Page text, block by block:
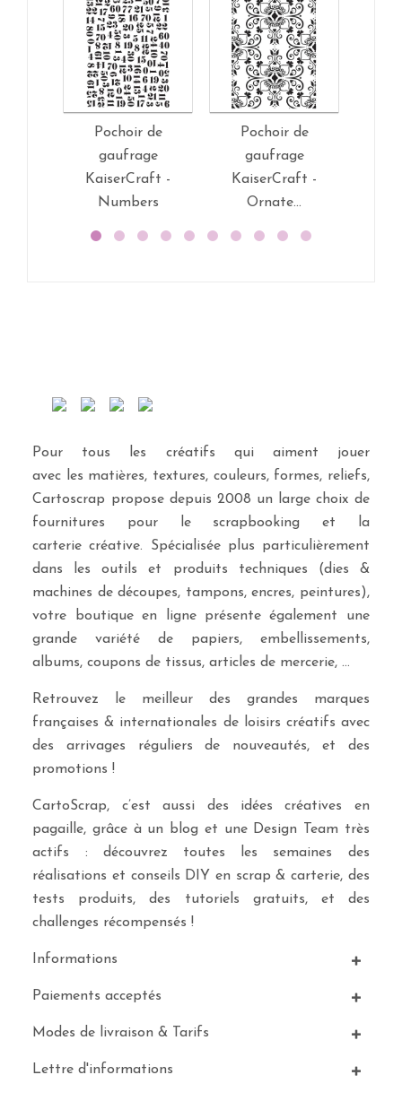
Pochoir de
gaufrage
KaiserCraft -
Numbers
Pochoir de
gaufrage
KaiserCraft -
Ornate...
Pour tous les créatifs qui aiment jouer
avec les matières, textures, couleurs, formes, reliefs,
Cartoscrap propose depuis 2008 un large choix de
fournitures pour le scrapbooking et la
carterie créative. Spécialisée plus particulièrement
dans les outils et produits techniques (dies &
machines de découpes, tampons, encres, peintures),
votre boutique en ligne présente également une
grande variété de papiers, embellissements,
albums, coupons de tissus, articles de mercerie, …
Retrouvez le meilleur des grandes marques
françaises & internationales de loisirs créatifs avec
des arrivages réguliers de nouveautés, et des
promotions !
CartoScrap, c’est aussi des idées créatives en
pagaille, grâce à un blog et une Design Team très
actifs : découvrez toutes les semaines des
réalisations et conseils DIY en scrap & carterie, des
tests produits, des tutoriels gratuits, et des
challenges récompensés !
Informations
Paiements acceptés
Modes de livraison & Tarifs
Lettre d'informations